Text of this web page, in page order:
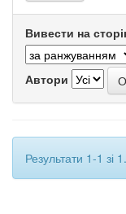
Вивести на
Автори
Результати 1-1 зі 1.